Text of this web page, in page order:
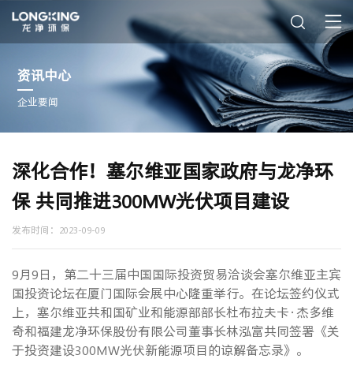
资讯中心
企业要闻
深化合作！塞尔维亚国家政府与龙净环
保 共同推进300MW光伏项目建设
发布时间：2023-09-09
9月9日，第二十三届中国国际投资贸易洽谈会塞尔维亚主宾
国投资论坛在厦门国际会展中心隆重举行。在论坛签约仪式
上，塞尔维亚共和国矿业和能源部部长杜布拉夫卡·杰多维
奇和福建龙净环保股份有限公司董事长林泓富共同签署《关
于投资建设300MW光伏新能源项目的谅解备忘录》。